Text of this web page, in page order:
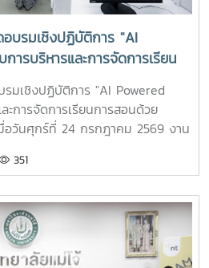
บรมเชิงปฏิบัติการ "AI
ารบริหารและการจัดการเรียน
Copilot
มเชิงปฏิบัติการ "AI Powered
ะการจัดการเรียนการสอนด้วย
อวันศุกร์ที่ 24 กรกฎาคม 2569 งาน
ครงการอบรมเชิงปฏิบัติการ "AI
ระยุกต์ใช้เทคโนโลยีปัญญาประดิษฐ์
ในการบริหารงานและการจัดการ
ป็น "มหาวิทยาลัยแห่งชีวิตที่ทันสมัย
365 Copilot อย่างมี
351